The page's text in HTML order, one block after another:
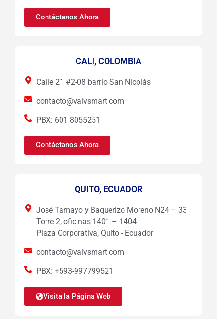
Contáctanos Ahora
CALI, COLOMBIA
Calle 21 #2-08 barrio San Nicolás
contacto@valvsmart.com
PBX: 601 8055251
Contáctanos Ahora
QUITO, ECUADOR
José Tamayo y Baquerizo Moreno N24 – 33
Torre 2, oficinas 1401 – 1404
Plaza Corporativa, Quito - Ecuador
contacto@valvsmart.com
PBX: +593-997799521
Visita la Página Web